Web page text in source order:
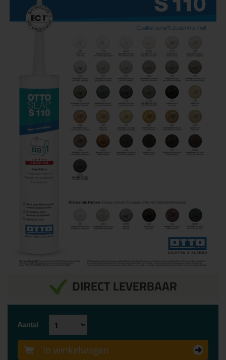
DIRECT LEVERBAAR
Aantal
In winkelwagen